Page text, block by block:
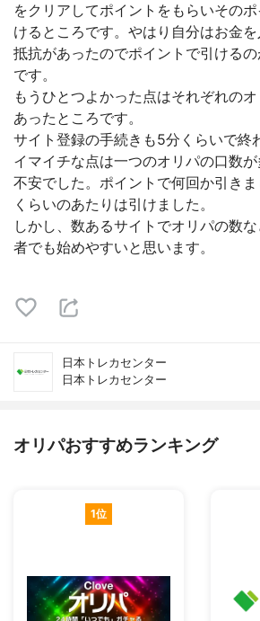
をクリアしてポイントをもらいその
けるところです。やはり自分はお金
抵抗があったのでポイントで引ける
です。
もうひとつよかった点はそれぞれの
あったところです。
サイト登録の手続きも5分くらいで終
イマイチな点は一つのオリパの口数
不安でした。ポイントで何回か引き
くらいのあたりは引けました。
しかし、数あるサイトでオリパの数
者でも始めやすいと思います。
日本トレカセンター
日本トレカセンター
オリパおすすめランキング
1位